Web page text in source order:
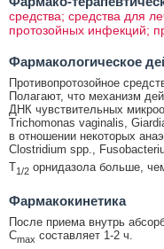
средства; средства для
протозойных инфекций;
Фармакологическое
Противопротозойное
Полагают, что механизм
ДНК чувствительных
Trichomonas vaginalis,
в отношении некоторых
Clostridium spp.,
Т1/2 орнидазола больше,
Фармакокинетика
После приема внутрь
Cmax составляет 1-2 ч.